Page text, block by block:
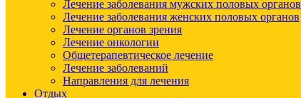
Лечение заболевания мужских половых органов
Лечение заболевания женских половых органов
Лечение органов зрения
Лечение онкологии
Общетерапевтическое лечение
Лечение заболеваний
Направления для лечения
Отдых